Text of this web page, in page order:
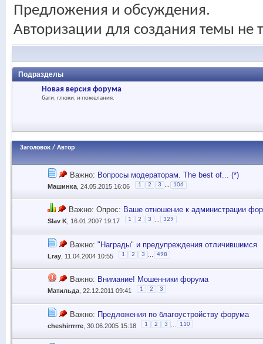
Предложения и обсуждения.
Авторизации для создания темы не
Подразделы
Новая версия форума
баги, глюки, и пожелания.
Заголовок / Автор
Важно: Вопросы модераторам. The best of... (*)
Машинка , 24.05.2015 16:06 1 2 3 106
Важно: Опрос: Ваше отношение к администрации
Slav K , 16.01.2007 19:17 1 2 3 329
Важно: "Награды" и предупреждения отличившимся
Lray , 11.04.2004 10:55 1 2 3 498
Важно: Внимание! Мошенники форума
Матильда , 22.12.2011 09:41 1 2 3
Важно: Предложения по благоустройству форума
cheshirrrrre , 30.06.2005 15:18 1 2 3 110